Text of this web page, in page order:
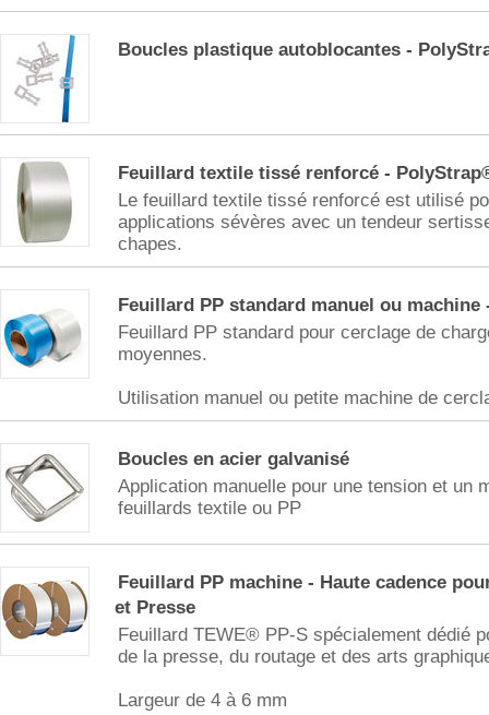
Boucles plastique autoblocantes -
Feuillard textile tissé renforcé -
Le feuillard textile tissé renforcé est utilisé
applications sévères avec un tendeur
chapes.
Feuillard PP standard manuel ou machine
Feuillard PP standard pour cerclage de
moyennes.
Utilisation manuel ou petite machine de
Boucles en acier galvanisé
Application manuelle pour une tension et un
feuillards textile ou PP
Feuillard PP machine - Haute cadence
et Presse
Feuillard TEWE® PP-S spécialement dédié
de la presse, du routage et des arts
Largeur de 4 à 6 mm